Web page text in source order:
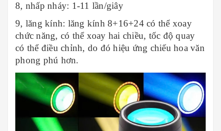
8, nhấp nháy: 1-11 lần/giây
9, lăng kính: lăng kính 8+16+24 có thể xoay
chức năng, có thể xoay hai chiều, tốc độ quay
có thể điều chỉnh, do đó hiệu ứng chiếu hoa văn
phong phú hơn.